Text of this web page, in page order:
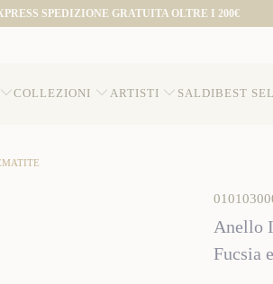
SPEDIZIONE GRATUITA OLTRE I 200€
COLLEZIONI ARTISTI SALDIBEST
Anello
Fucsia